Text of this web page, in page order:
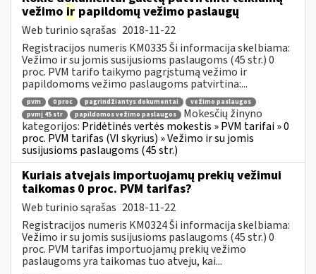
vežimo ir papildomų vežimo paslaugų
Web turinio sąrašas 2018-11-22
Registracijos numeris KM0335 Ši informacija skelbiama:
Vežimo ir su jomis susijusioms paslaugoms (45 str.) 0
proc. PVM tarifo taikymo pagrįstumą vežimo ir
papildomoms vežimo paslaugoms patvirtina:...
pvm 0 proc pagrindžiantys dokumentai
vežimo paslaugos
pvmį 45 str
papildomos vežimo paslaugos
Mokesčių žinyno
kategorijos: Pridėtinės vertės mokestis » PVM tarifai » 0
proc. PVM tarifas (VI skyrius) » Vežimo ir su jomis
susijusioms paslaugoms (45 str.)
Kuriais atvejais importuojamų prekių vežimui
taikomas 0 proc. PVM tarifas?
Web turinio sąrašas 2018-11-22
Registracijos numeris KM0324 Ši informacija skelbiama:
Vežimo ir su jomis susijusioms paslaugoms (45 str.) 0
proc. PVM tarifas importuojamų prekių vežimo
paslaugoms yra taikomas tuo atveju, kai...